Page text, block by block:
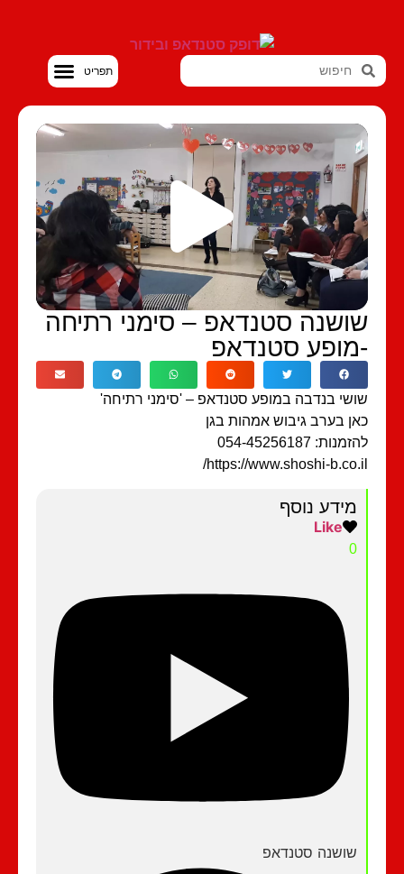
סטנדאפ – סימני רתיחה
סטנדאפ
בנדבה במופע סטנדאפ – 'סימני רתיחה'
בערב גיבוש אמהות בגן
054-45256187
https://www.shoshi-
מידע נוסף
שושנה סטנדאפ